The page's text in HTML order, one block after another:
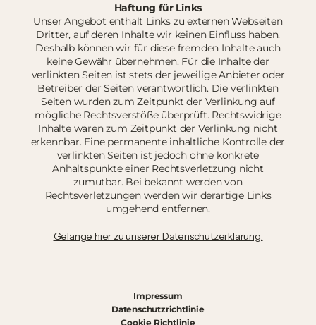
Haftung für Links
Unser Angebot enthält Links zu externen Webseiten
Dritter, auf deren Inhalte wir keinen Einfluss haben.
Deshalb können wir für diese fremden Inhalte auch
keine Gewähr übernehmen. Für die Inhalte der
verlinkten Seiten ist stets der jeweilige Anbieter oder
Betreiber der Seiten verantwortlich. Die verlinkten
Seiten wurden zum Zeitpunkt der Verlinkung auf
mögliche Rechtsverstöße überprüft. Rechtswidrige
Inhalte waren zum Zeitpunkt der Verlinkung nicht
erkennbar. Eine permanente inhaltliche Kontrolle der
verlinkten Seiten ist jedoch ohne konkrete
Anhaltspunkte einer Rechtsverletzung nicht
zumutbar. Bei bekannt werden von
Rechtsverletzungen werden wir derartige Links
umgehend entfernen.
Gelange hier zu unserer Datenschutzerklärung.
Impressum
Datenschutzrichtlinie
Cookie Richtlinie